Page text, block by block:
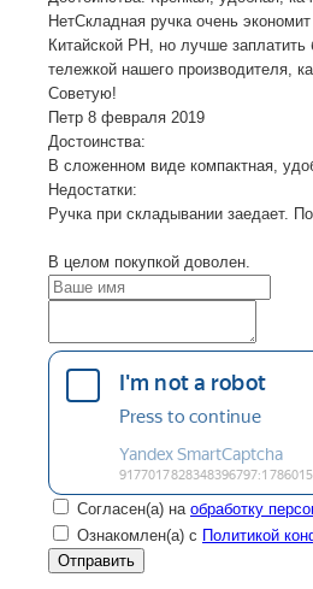
НетСкладная ручка очень
Китайской PH, но лучше
тележкой нашего производителя,
Советую!
Петр 8 февраля 2019
Достоинства:
В сложенном виде компактная,
Недостатки:
Ручка при складывании заедает.
В целом покупкой доволен.
Согласен(а) на обработку
Ознакомлен(а) с Политикой